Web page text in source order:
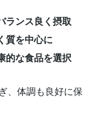
ランス良く摂取
質を中心に
的な食品を選択
、体調も良好に保